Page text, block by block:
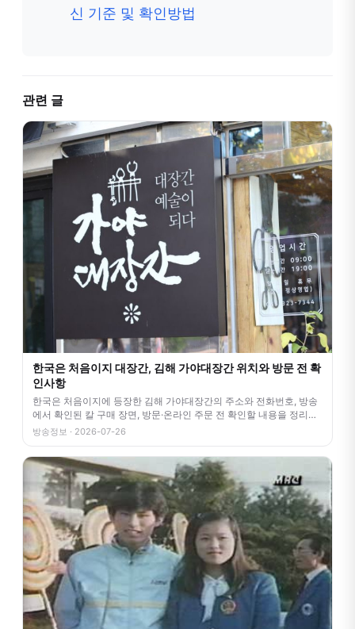
신 기준 및 확인방법
관련 글
한국은 처음이지 대장간, 김해 가야대장간 위치와 방문 전 확
인사항
한국은 처음이지에 등장한 김해 가야대장간의 주소와 전화번호, 방송
에서 확인된 칼 구매 장면, 방문·온라인 주문 전 확인할 내용을 정리했
습니다.
방송정보 · 2026-07-26